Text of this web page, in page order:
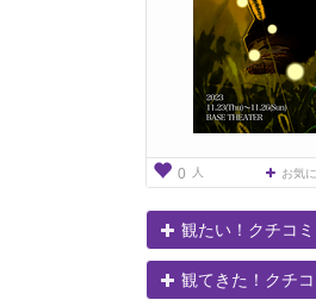
0 人 お気
観たい！クチコ
観てきた！クチ